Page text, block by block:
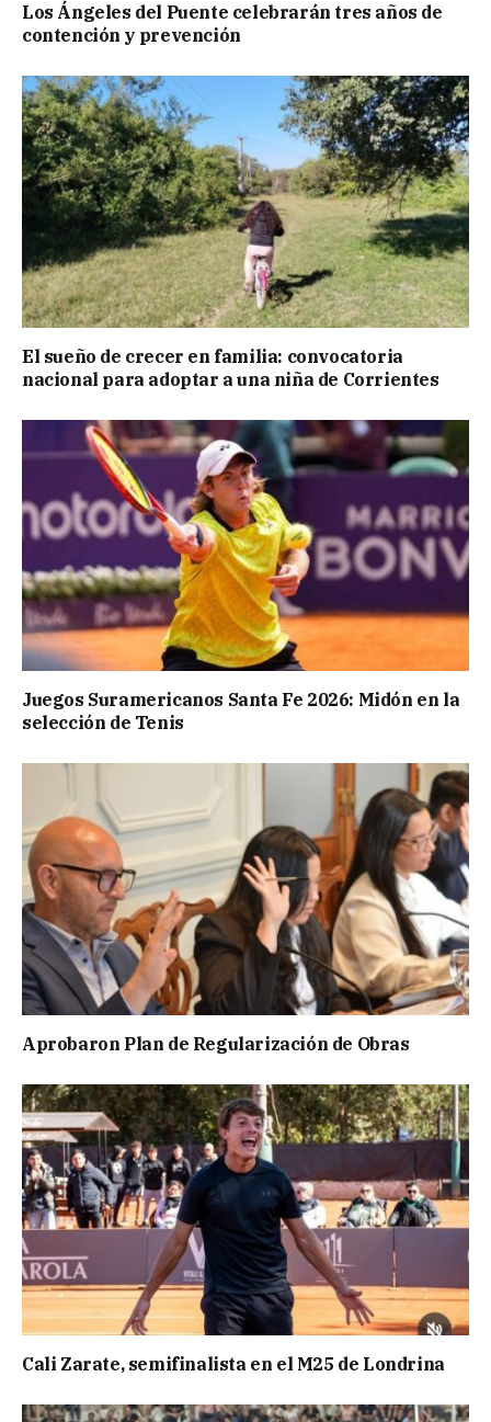
Los Ángeles del Puente celebrarán tres años de
contención y prevención
El sueño de crecer en familia: convocatoria
nacional para adoptar a una niña de Corrientes
Juegos Suramericanos Santa Fe 2026: Midón en la
selección de Tenis
Aprobaron Plan de Regularización de Obras
Cali Zarate, semifinalista en el M25 de Londrina